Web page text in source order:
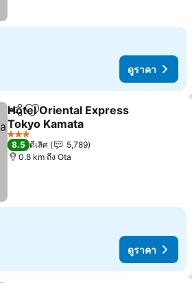
ดูราคา
แชร์ เพิ่มในรายการโปรด
Hotel Oriental Express
Tokyo Kamata
3 ดาว
8.5 ดีเลิศ
5,789
0.8 km ถึง Ota
ดูราคา